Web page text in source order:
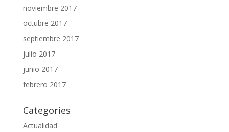
noviembre 2017
octubre 2017
septiembre 2017
julio 2017
junio 2017
febrero 2017
Categories
Actualidad